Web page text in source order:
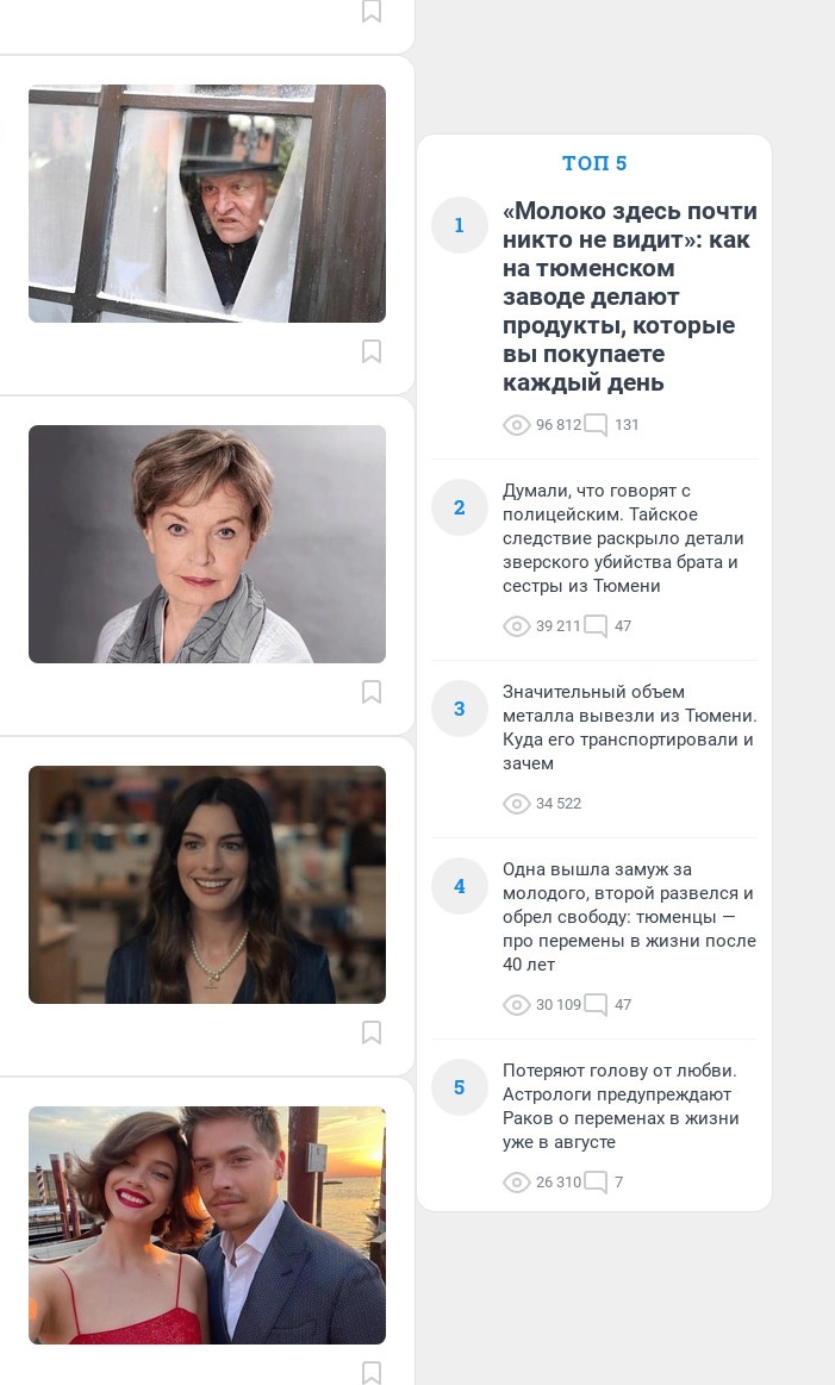
ТОП 5
1
«Молоко здесь почти
никто не видит»: как
на тюменском
заводе делают
продукты, которые
вы покупаете
каждый день
96 812 131
2
Думали, что говорят с
полицейским. Тайское
следствие раскрыло детали
зверского убийства брата и
сестры из Тюмени
39 211 47
3
Значительный объем
металла вывезли из Тюмени.
Куда его транспортировали и
зачем
34 522
4
Одна вышла замуж за
молодого, второй развелся и
обрел свободу: тюменцы —
про перемены в жизни после
40 лет
30 109 47
5
Потеряют голову от любви.
Астрологи предупреждают
Раков о переменах в жизни
уже в августе
26 310 7